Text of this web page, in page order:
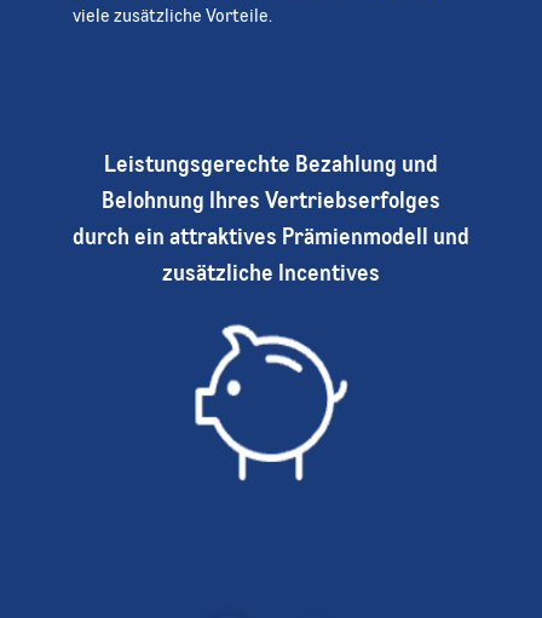
viele zusätzliche Vorteile.
Leistungsgerechte Bezahlung und
Belohnung Ihres Vertriebserfolges
durch ein attraktives Prämienmodell und
zusätzliche Incentives